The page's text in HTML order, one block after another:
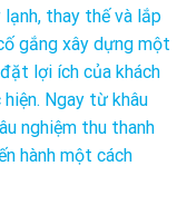
thay thế và lắp
gắng xây dựng một
lợi ích của khách
Ngay từ khâu
nghiệm thu thanh
hành một cách